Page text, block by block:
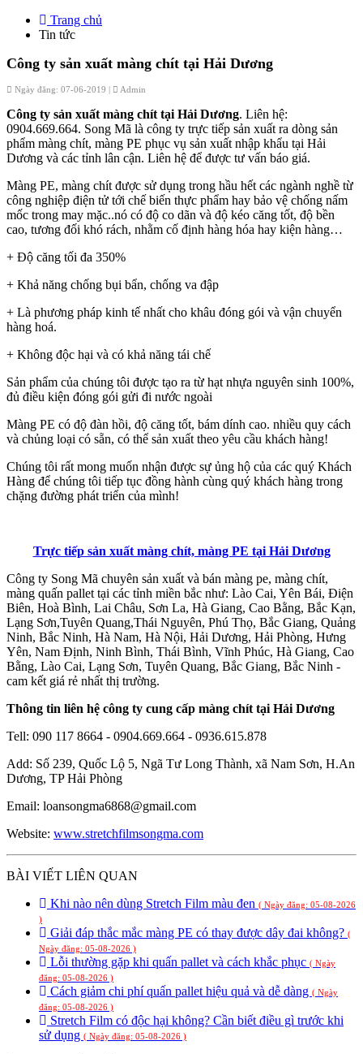
Trang chủ
Tin tức
Công ty sản xuất màng chít tại Hải Dương
Ngày đăng: 07-06-2019 | Admin
Công ty sản xuất màng chít tại Hải Dương. Liên hệ:
0904.669.664. Song Mã là công ty trực tiếp sản xuất ra dòng sản
phẩm màng chít, màng PE phục vụ sản xuất nhập khẩu tại Hải
Dương và các tỉnh lân cận. Liên hệ để được tư vấn báo giá.
Màng PE, màng chít được sử dụng trong hầu hết các ngành nghề từ
công nghiệp điện tử tới chế biến thực phẩm hay bảo vệ chống nấm
mốc trong may mặc..nó có độ co dãn và độ kéo căng tốt, độ bền
cao, tương đối khó rách, nhằm cố định hàng hóa hay kiện hàng…
+ Độ căng tối đa 350%
+ Khả năng chống bụi bẩn, chống va đập
+ Là phương pháp kinh tế nhất cho khâu đóng gói và vận chuyển
hàng hoá.
+ Không độc hại và có khả năng tái chế
Sản phẩm của chúng tôi được tạo ra từ hạt nhựa nguyên sinh 100%,
đủ điều kiện đóng gói gửi đi nước ngoài
Màng PE có độ đàn hồi, độ căng tốt, bám dính cao. nhiều quy cách
và chủng loại có sẵn, có thể sản xuất theo yêu cầu khách hàng!
Chúng tôi rất mong muốn nhận được sự ủng hộ của các quý Khách
Hàng để chúng tôi tiếp tục đồng hành cùng quý khách hàng trong
chặng đường phát triển của mình!
Trực tiếp sản xuất màng chít, màng PE tại Hải Dương
Công ty Song Mã chuyên sản xuất và bán màng pe, màng chít,
màng quấn pallet tại các tỉnh miền bắc như: Lào Cai, Yên Bái, Điện
Biên, Hoà Bình, Lai Châu, Sơn La, Hà Giang, Cao Bằng, Bắc Kạn,
Lạng Sơn,Tuyên Quang,Thái Nguyên, Phú Thọ, Bắc Giang, Quảng
Ninh, Bắc Ninh, Hà Nam, Hà Nội, Hải Dương, Hải Phòng, Hưng
Yên, Nam Định, Ninh Bình, Thái Bình, Vĩnh Phúc, Hà Giang, Cao
Bằng, Lào Cai, Lạng Sơn, Tuyên Quang, Bắc Giang, Bắc Ninh -
cam kết giá rẻ nhất thị trường.
Thông tin liên hệ công ty cung cấp màng chít tại Hải Dương
Tell: 090 117 8664 - 0904.669.664 - 0936.615.878
Add: Số 239, Quốc Lộ 5, Ngã Tư Long Thành, xã Nam Sơn, H.An
Dương, TP Hải Phòng
Email: loansongma6868@gmail.com
Website: www.stretchfilmsongma.com
BÀI VIẾT LIÊN QUAN
Khi nào nên dùng Stretch Film màu đen ( Ngày đăng: 05-08-2026
)
Giải đáp thắc mắc màng PE có thay được dây đai không? (
Ngày đăng: 05-08-2026 )
Lỗi thường gặp khi quấn pallet và cách khắc phục ( Ngày
đăng: 05-08-2026 )
Cách giảm chi phí quấn pallet hiệu quả và dễ dàng ( Ngày
đăng: 05-08-2026 )
Stretch Film có độc hại không? Cần biết điều gì trước khi
sử dụng ( Ngày đăng: 05-08-2026 )